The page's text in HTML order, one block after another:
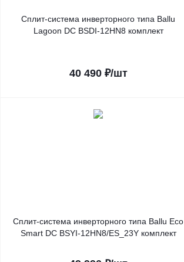
Сплит-система инверторного типа Ballu
Lagoon DC BSDI-12HN8 комплект
40 490₽/шт
Сплит-система инверторного типа Ballu Eco
Smart DC BSYI-12HN8/ES_23Y комплект